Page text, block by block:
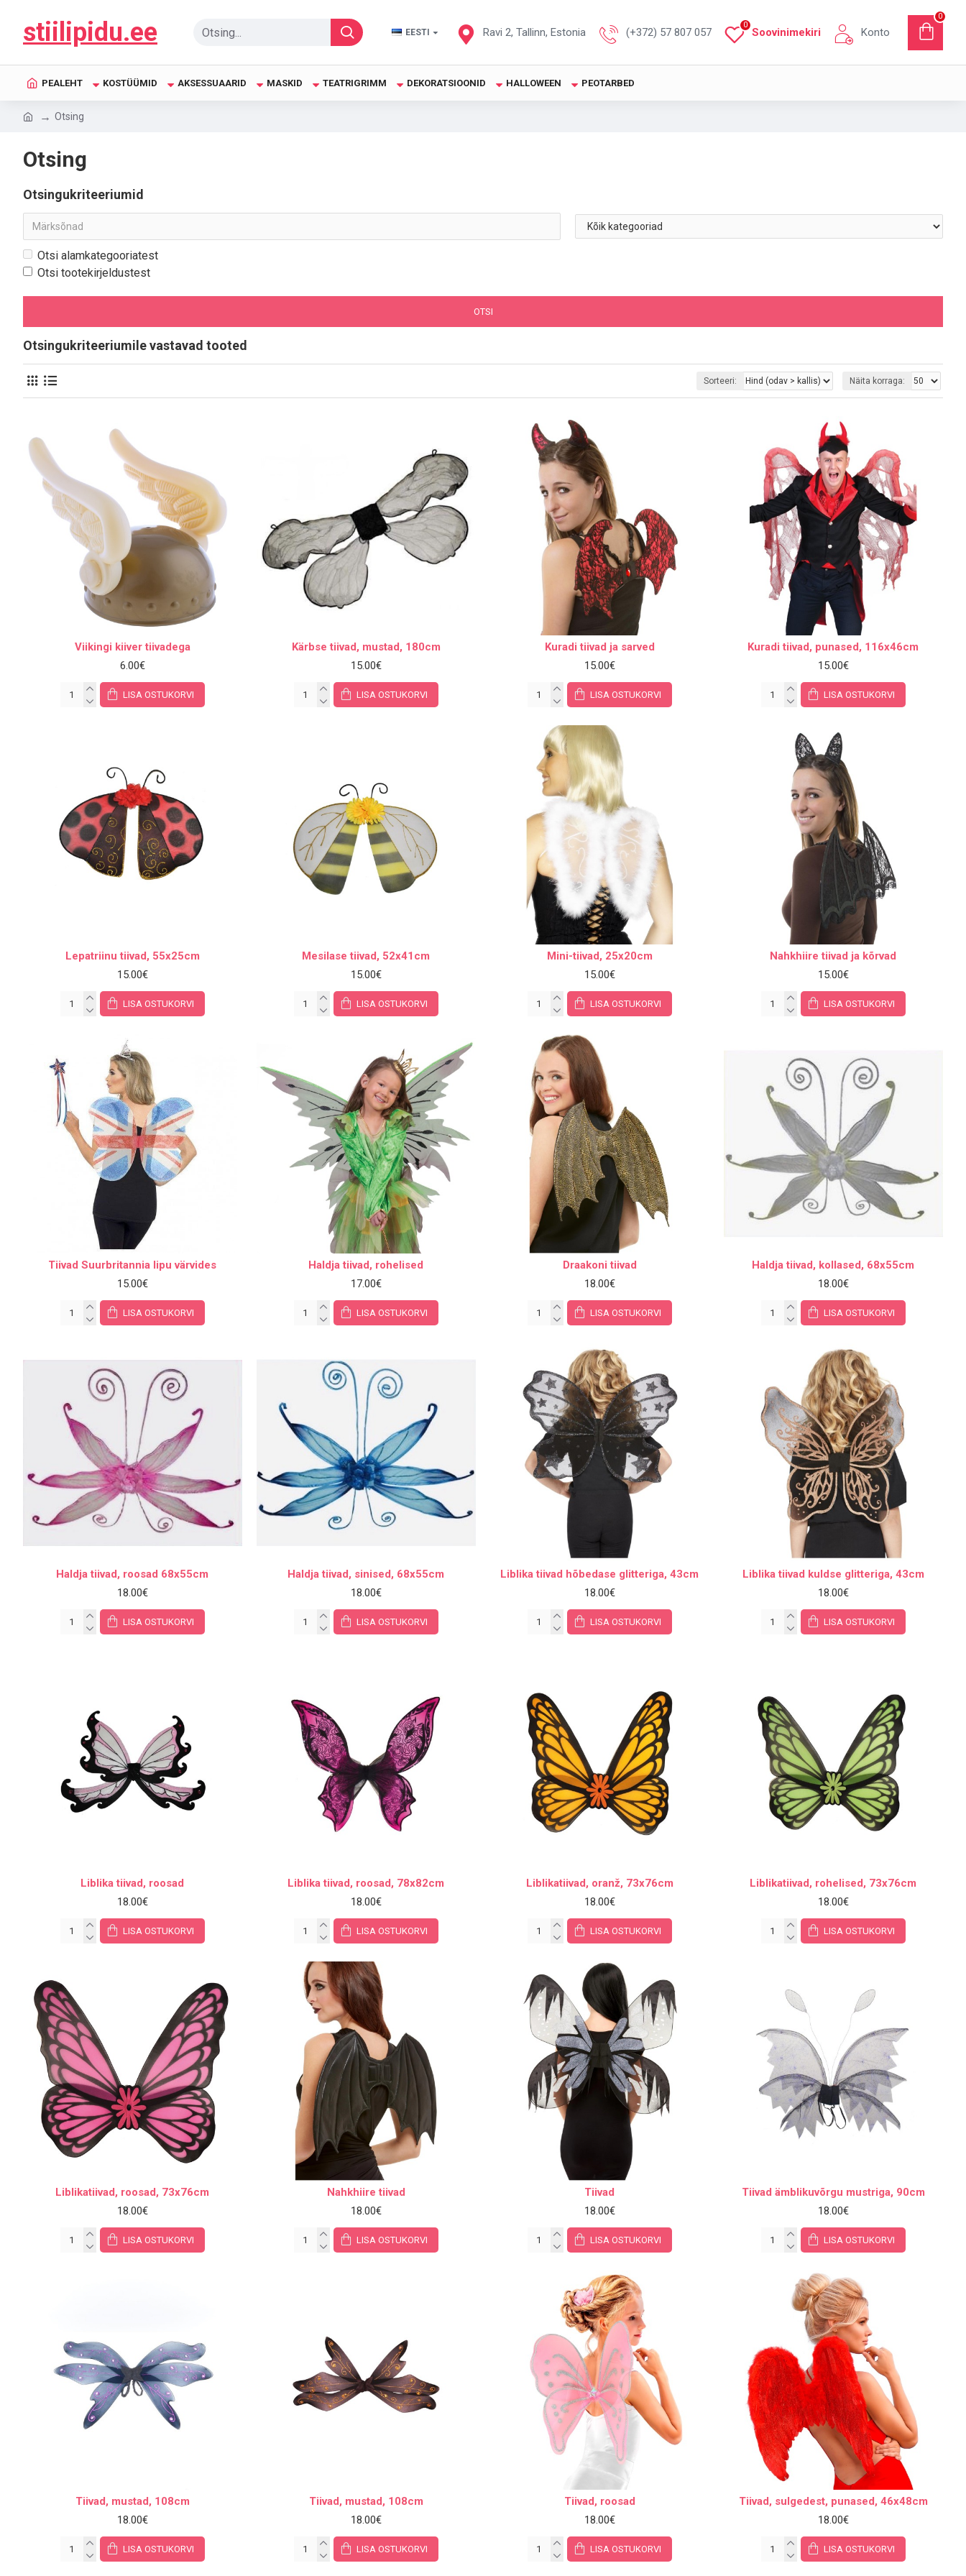
stiilipidu.ee EESTI Ravi 2, Tallinn, Estonia (+372) 57 807 057 Soovinimekiri
0
Konto
0
PEALEHT KOSTÜÜMID AKSESSUAARID MASKID TEATRIGRIMM DEKORATSIOONID HALLOWEEN PEOTARBED
Otsing
Otsing
Otsingukriteeriumid
Otsi alamkategooriatest
Otsi tootekirjeldustest
OTSI
Otsingukriteeriumile vastavad tooted
Sorteeri: Näita korraga:
Viikingi kiiver tiivadega
6.00€
LISA OSTUKORVI
Kärbse tiivad, mustad, 180cm
15.00€
LISA OSTUKORVI
Kuradi tiivad ja sarved
15.00€
LISA OSTUKORVI
Kuradi tiivad, punased, 116x46cm
15.00€
LISA OSTUKORVI
Lepatriinu tiivad, 55x25cm
15.00€
LISA OSTUKORVI
Mesilase tiivad, 52x41cm
15.00€
LISA OSTUKORVI
Mini-tiivad, 25x20cm
15.00€
LISA OSTUKORVI
Nahkhiire tiivad ja kõrvad
15.00€
LISA OSTUKORVI
Tiivad Suurbritannia lipu värvides
15.00€
LISA OSTUKORVI
Haldja tiivad, rohelised
17.00€
LISA OSTUKORVI
Draakoni tiivad
18.00€
LISA OSTUKORVI
Haldja tiivad, kollased, 68x55cm
18.00€
LISA OSTUKORVI
Haldja tiivad, roosad 68x55cm
18.00€
LISA OSTUKORVI
Haldja tiivad, sinised, 68x55cm
18.00€
LISA OSTUKORVI
Liblika tiivad hõbedase glitteriga, 43cm
18.00€
LISA OSTUKORVI
Liblika tiivad kuldse glitteriga, 43cm
18.00€
LISA OSTUKORVI
Liblika tiivad, roosad
18.00€
LISA OSTUKORVI
Liblika tiivad, roosad, 78x82cm
18.00€
LISA OSTUKORVI
Liblikatiivad, oranž, 73x76cm
18.00€
LISA OSTUKORVI
Liblikatiivad, rohelised, 73x76cm
18.00€
LISA OSTUKORVI
Liblikatiivad, roosad, 73x76cm
18.00€
LISA OSTUKORVI
Nahkhiire tiivad
18.00€
LISA OSTUKORVI
Tiivad
18.00€
LISA OSTUKORVI
Tiivad ämblikuvõrgu mustriga, 90cm
18.00€
LISA OSTUKORVI
Tiivad, mustad, 108cm
18.00€
LISA OSTUKORVI
Tiivad, mustad, 108cm
18.00€
LISA OSTUKORVI
Tiivad, roosad
18.00€
LISA OSTUKORVI
Tiivad, sulgedest, punased, 46x48cm
18.00€
LISA OSTUKORVI